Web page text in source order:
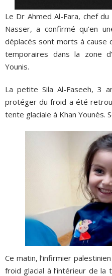
Le Dr Ahmed Al-Fara, chef
Nasser, a confirmé qu’en
déplacés sont morts à cause
temporaires dans la zone
Younis.
La petite Sila Al-Faseeh, 3
protéger du froid a été
tente glaciale à Khan Younès.
Ce matin, l’infirmier
froid glacial à l’intérieur de